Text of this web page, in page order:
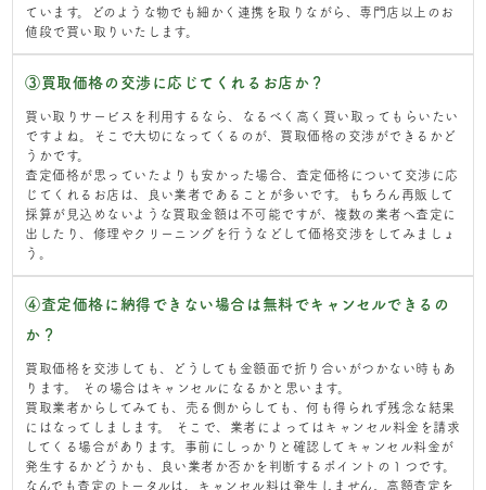
ています。どのような物でも細かく連携を取りながら、専門店以上のお
値段で買い取りいたします。
③買取価格の交渉に応じてくれるお店か？
買い取りサービスを利用するなら、なるべく高く買い取ってもらいたい
ですよね。そこで大切になってくるのが、買取価格の交渉ができるかど
うかです。
査定価格が思っていたよりも安かった場合、査定価格について交渉に応
じてくれるお店は、良い業者であることが多いです。もちろん再販して
採算が見込めないような買取金額は不可能ですが、複数の業者へ査定に
出したり、修理やクリーニングを行うなどして価格交渉をしてみましょ
う。
④査定価格に納得できない場合は無料でキャンセルできるの
か？
買取価格を交渉しても、どうしても金額面で折り合いがつかない時もあ
ります。 その場合はキャンセルになるかと思います。
買取業者からしてみても、売る側からしても、何も得られず残念な結果
にはなってしまします。 そこで、業者によってはキャンセル料金を請求
してくる場合があります。事前にしっかりと確認してキャンセル料金が
発生するかどうかも、良い業者か否かを判断するポイントの１つです。
なんでも査定のトータルは、キャンセル料は発生しません。高額査定を